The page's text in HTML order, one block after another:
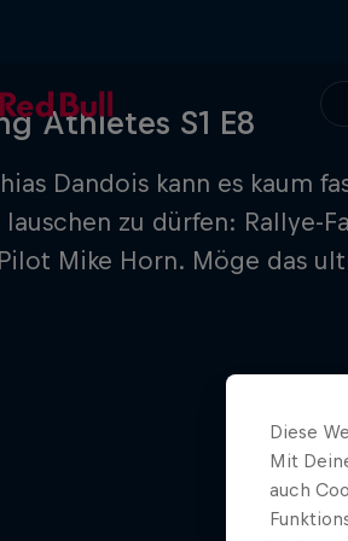
Athletes S1 E8
Dandois kann es kaum
lauschen zu dürfen: Rallye-
Mike Horn. Möge das
Diese
Mit
auch